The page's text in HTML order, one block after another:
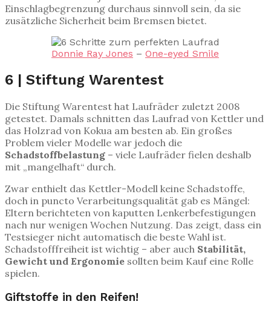
Einschlagbegrenzung durchaus sinnvoll sein, da sie
zusätzliche Sicherheit beim Bremsen bietet.
Donnie Ray Jones – One-eyed Smile
6 | Stiftung Warentest
Die Stiftung Warentest hat Laufräder zuletzt 2008
getestet. Damals schnitten das Laufrad von Kettler und
das Holzrad von Kokua am besten ab. Ein großes
Problem vieler Modelle war jedoch die
Schadstoffbelastung – viele Laufräder fielen deshalb
mit „mangelhaft“ durch.
Zwar enthielt das Kettler-Modell keine Schadstoffe,
doch in puncto Verarbeitungsqualität gab es Mängel:
Eltern berichteten von kaputten Lenkerbefestigungen
nach nur wenigen Wochen Nutzung. Das zeigt, dass ein
Testsieger nicht automatisch die beste Wahl ist.
Schadstofffreiheit ist wichtig – aber auch Stabilität,
Gewicht und Ergonomie sollten beim Kauf eine Rolle
spielen.
Giftstoffe in den Reifen!